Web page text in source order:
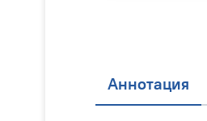
Аннотация